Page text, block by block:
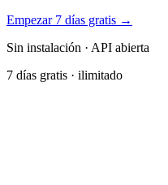
Empezar 7 días gratis →
Sin instalación · API abierta
7 días gratis · ilimitado